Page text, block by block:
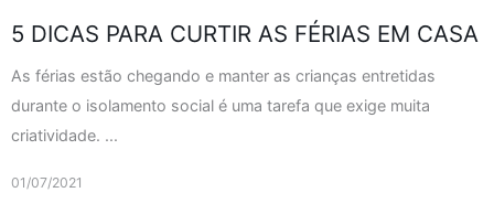
5 DICAS PARA CURTIR AS FÉRIAS EM CASA
As férias estão chegando e manter as crianças entretidas
durante o isolamento social é uma tarefa que exige muita
criatividade. ...
01/07/2021